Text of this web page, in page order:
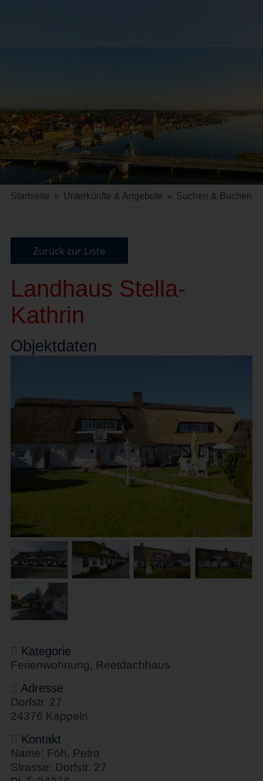
Startseite » Unterkünfte & Angebote » Suchen & Buchen
Zurück zur Liste
Landhaus Stella-
Kathrin
Objektdaten
Kategorie
Ferienwohnung, Reetdachhaus
Adresse
Dorfstr. 27
24376 Kappeln
Kontakt
Name: Föh, Petra
Strasse: Dorfstr. 27